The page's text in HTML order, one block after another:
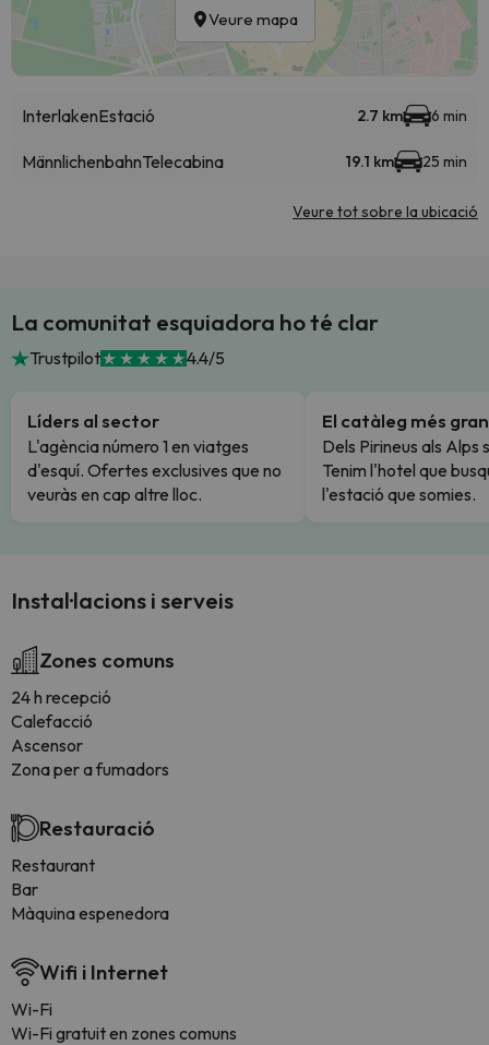
Veure mapa
InterlakenEstació 2.7 km 6 min
MännlichenbahnTelecabina 19.1 km 25 min
Veure tot sobre la ubicació
La comunitat esquiadora ho té clar
Trustpilot 4.4/5
Líders al sector
L'agència número 1 en viatges
d'esquí. Ofertes exclusives que no
veuràs en cap altre lloc.
El catàleg més gran
Dels Pirineus als Alps
Tenim l'hotel que
l'estació que somies.
Instal·lacions i serveis
Zones comuns
24 h recepció
Calefacció
Ascensor
Zona per a fumadors
Restauració
Restaurant
Bar
Màquina espenedora
Wifi i Internet
Wi-Fi
Wi-Fi gratuit en zones comuns